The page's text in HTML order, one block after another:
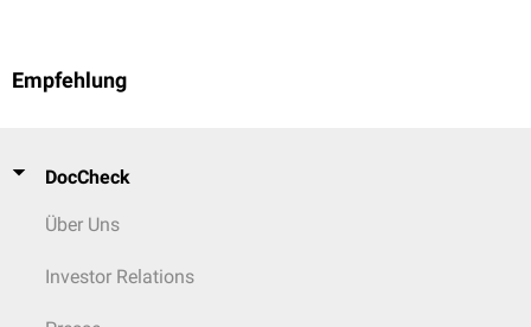
Empfehlung
DocCheck
Über Uns
Investor Relations